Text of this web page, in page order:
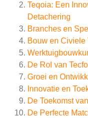
Teqoia: Een
Detachering
Branches en
Bouw en Civiele
De Rol van
Groei en
Innovatie en
De Toekomst
De Perfecte